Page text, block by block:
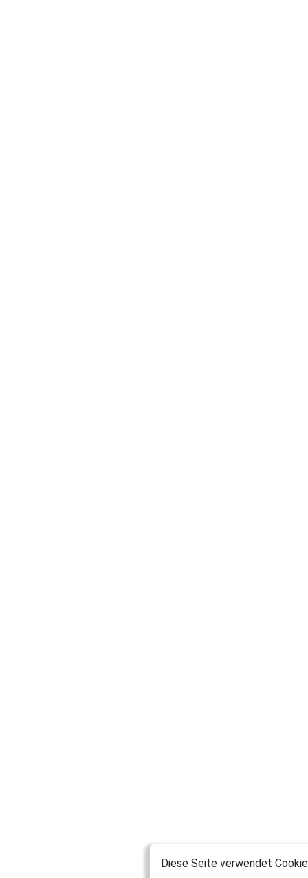
Diese Seite verwendet